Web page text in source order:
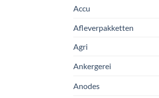
Accu
Afleverpakketten
Agri
Ankergerei
Anodes